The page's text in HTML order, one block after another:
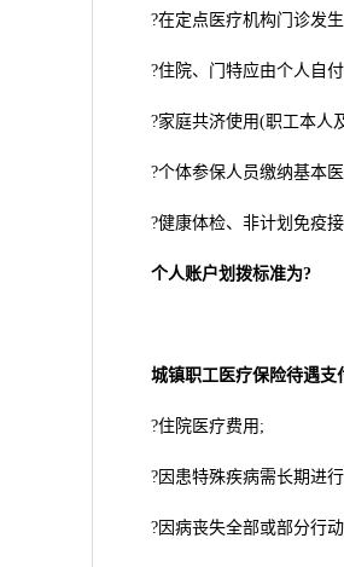
?在定点医疗机构门诊发生
?住院、门特应由个人自付
?家庭共济使用(职工本人及
?个体参保人员缴纳基本医
?健康体检、非计划免疫接
个人账户划拨标准为?
城镇职工医疗保险待遇支
?住院医疗费用;
?因患特殊疾病需长期进行
?因病丧失全部或部分行动